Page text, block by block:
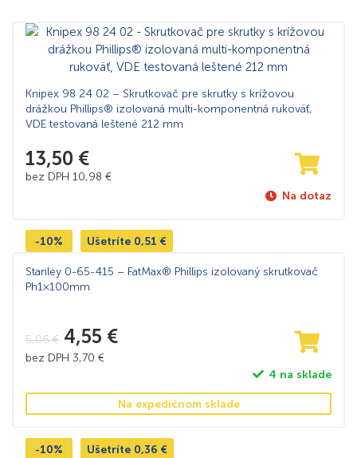
Knipex 98 24 02 – Skrutkovač pre skrutky s krížovou
drážkou Phillips® izolovaná multi-komponentná rukoväť,
VDE testovaná leštené 212 mm
13,50 €
bez DPH 10,98 €
Na dotaz
-10% Ušetríte 0,51 €
Stanley 0-65-415 – FatMax® Phillips izolovaný skrutkovač
Ph1×100mm
5,06€ 4,55 €
bez DPH 3,70 €
4 na sklade
Na expedičnom sklade
-10% Ušetríte 0,36 €